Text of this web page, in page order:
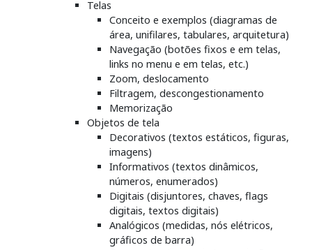
Telas
Conceito e exemplos (diagramas de
área, unifilares, tabulares, arquitetura)
Navegação (botões fixos e em telas,
links no menu e em telas, etc.)
Zoom, deslocamento
Filtragem, descongestionamento
Memorização
Objetos de tela
Decorativos (textos estáticos, figuras,
imagens)
Informativos (textos dinâmicos,
números, enumerados)
Digitais (disjuntores, chaves, flags
digitais, textos digitais)
Analógicos (medidas, nós elétricos,
gráficos de barra)